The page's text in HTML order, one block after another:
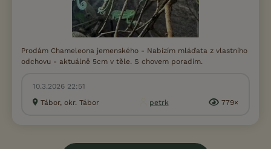
Prodám Chameleona jemenského - Nabízím mláďata z vlastního
odchovu - aktuálně 5cm v těle. S chovem poradím.
10.3.2026 22:51
Tábor, okr. Tábor
petrk 779×